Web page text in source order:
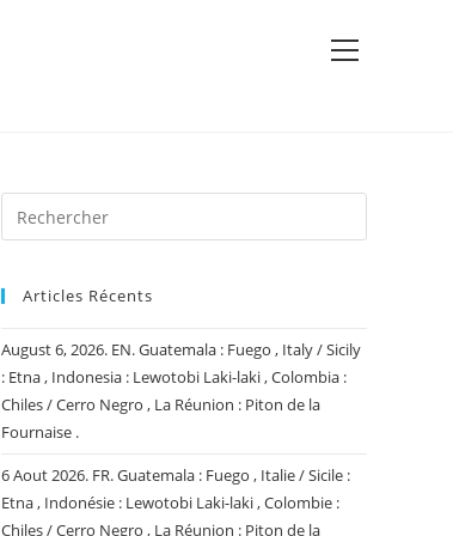
View
Articles Récents
August 6, 2026. EN. Guatemala : Fuego , Italy / Sicily
: Etna , Indonesia : Lewotobi Laki-laki , Colombia :
Chiles / Cerro Negro , La Réunion : Piton de la
Fournaise .
6 Aout 2026. FR. Guatemala : Fuego , Italie / Sicile :
Etna , Indonésie : Lewotobi Laki-laki , Colombie :
Chiles / Cerro Negro , La Réunion : Piton de la